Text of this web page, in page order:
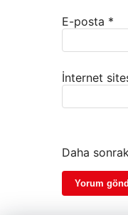
E-posta *
İnternet
Daha